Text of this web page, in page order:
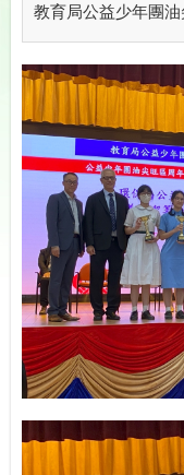
教育局公益少年團油